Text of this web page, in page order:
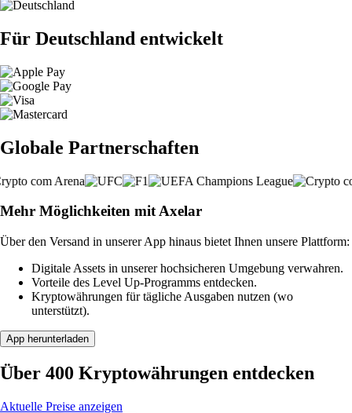
Für Deutschland entwickelt
Globale Partnerschaften
Mehr Möglichkeiten mit Axelar
Über den Versand in unserer App hinaus bietet Ihnen unsere Plattform:
Digitale Assets in unserer hochsicheren Umgebung verwahren.
Vorteile des Level Up-Programms entdecken.
Kryptowährungen für tägliche Ausgaben nutzen (wo
unterstützt).
App herunterladen
Über 400 Kryptowährungen entdecken
Aktuelle Preise anzeigen